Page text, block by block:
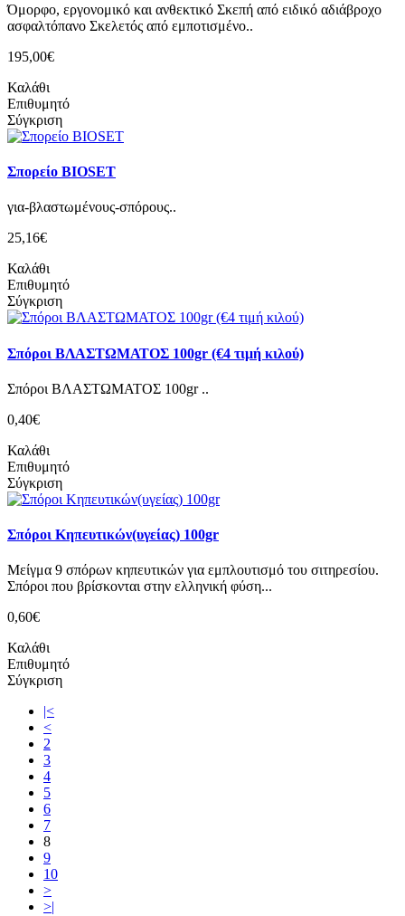
Όμορφο, εργονομικό και ανθεκτικό Σκεπή από ειδικό αδιάβροχο
ασφαλτόπανο Σκελετός από εμποτισμένο..
195,00€
Καλάθι
Επιθυμητό
Σύγκριση
Σπορείο BIOSET
για-βλαστωμένους-σπόρους..
25,16€
Καλάθι
Επιθυμητό
Σύγκριση
Σπόροι ΒΛΑΣΤΩΜΑΤΟΣ 100gr (€4 τιμή κιλού)
Σπόροι ΒΛΑΣΤΩΜΑΤΟΣ 100gr ..
0,40€
Καλάθι
Επιθυμητό
Σύγκριση
Σπόροι Κηπευτικών(υγείας) 100gr
Μείγμα 9 σπόρων κηπευτικών για εμπλουτισμό του σιτηρεσίου.
Σπόροι που βρίσκονται στην ελληνική φύση...
0,60€
Καλάθι
Επιθυμητό
Σύγκριση
|<
<
2
3
4
5
6
7
8
9
10
>
>|